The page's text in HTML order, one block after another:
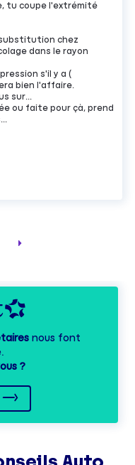
tu coupe l'extrémité
chez
dans le rayon
s'il y a (
bien l'affaire.
sur...
ou faite pour çà, prend
nous font
?